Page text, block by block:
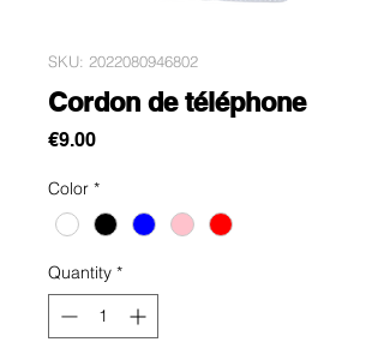
SKU: 2022080946802
Cordon de téléphone
€9.00Price
Color *
Quantity *